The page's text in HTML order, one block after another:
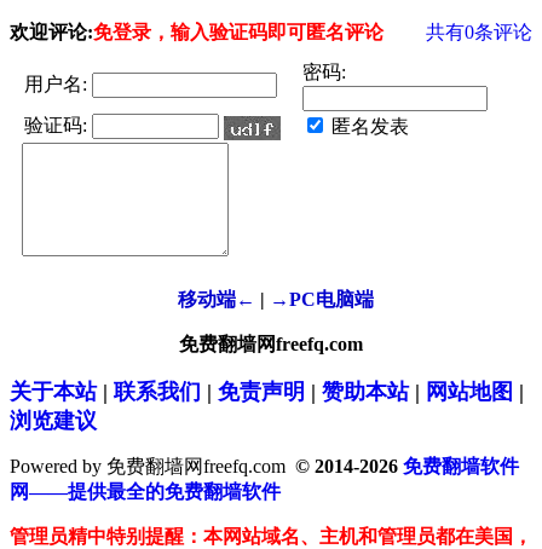
欢迎评论:免登录，输入验证码即可匿名评论 共有0条评论
用户名:
密码:
验证码: 匿名发表
移动端← | →PC电脑端
免费翻墙网freefq.com
关于本站| 联系我们 | 免责声明 | 赞助本站| 网站地图 |
浏览建议
Powered by 免费翻墙网freefq.com © 2014-2026 免费翻墙软件
网——提供最全的免费翻墙软件
管理员精中特别提醒：本网站域名、主机和管理员都在美国，